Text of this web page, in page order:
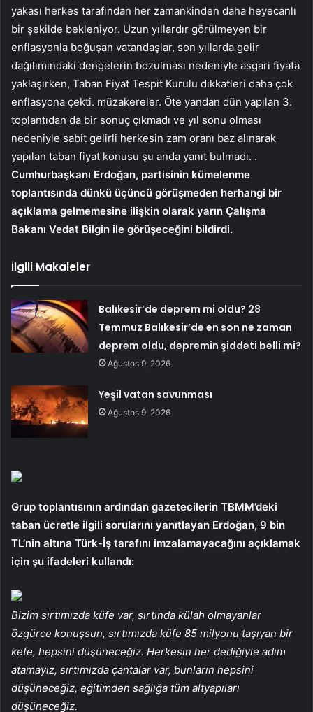
yakası herkes tarafından her zamankinden daha heyecanlı
bir şekilde bekleniyor. Uzun yıllardır görülmeyen bir
enflasyonla boğuşan vatandaşlar, son yıllarda gelir
dağılımındaki dengelerin bozulması nedeniyle asgari fiyata
yaklaşırken, Taban Fiyat Tespit Kurulu dikkatleri daha çok
enflasyona çekti. müzakereler. Öte yandan dün yapılan 3.
toplantıdan da bir sonuç çıkmadı ve yıl sonu olması
nedeniyle sabit gelirli herkesin zam oranı baz alınarak
yapılan taban fiyat konusu şu anda yanıt bulmadı. .
Cumhurbaşkanı Erdoğan, partisinin kümelenme
toplantısında dünkü üçüncü görüşmeden herhangi bir
açıklama gelmemesine ilişkin olarak yarın Çalışma
Bakanı Vedat Bilgin ile görüşeceğini bildirdi.
İlgili Makaleler
Balıkesir’de deprem mi oldu? 28
Temmuz Balıkesir’de en son ne zaman
deprem oldu, depremin şiddeti belli mi?
Ağustos 9, 2026
Yeşil vatan savunması
Ağustos 9, 2026
Grup toplantısının ardından gazetecilerin TBMM’deki
taban ücretle ilgili sorularını yanıtlayan Erdoğan, 9 bin
TL’nin altına Türk-İş tarafını imzalamayacağını açıklamak
için şu ifadeleri kullandı:
Bizim sırtımızda küfe var, sırtında külah olmayanlar
özgürce konuşsun, sırtımızda küfe 85 milyonu taşıyan bir
kefe, hepsini düşüneceğiz. Herkesin her dediğiyle adım
atamayız, sırtımızda çantalar var, bunların hepsini
düşüneceğiz, eğitimden sağlığa tüm altyapıları
düşüneceğiz.